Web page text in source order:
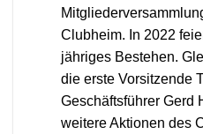
Clubheim. In 2022
jähriges Bestehen.
die erste Vorsitzende
Geschäftsführer Gerd
weitere Aktionen des